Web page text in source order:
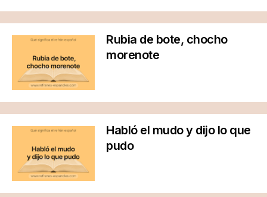
Rubia de bote, chocho
morenote
Habló el mudo y dijo lo que
pudo